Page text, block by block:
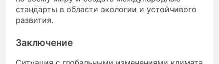
стандарты в области экологии и устойчивого
развития.
Заключение